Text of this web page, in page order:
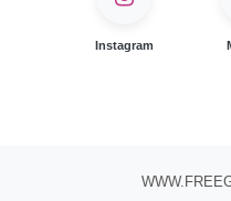
Instagram